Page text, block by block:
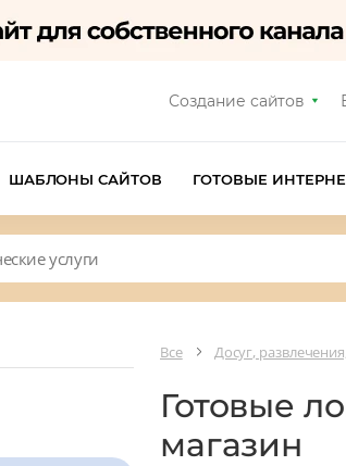
Создание сайтов
ШАБЛОНЫ САЙТОВ ГОТОВЫЕ
Все Досуг,
Готовые
магазин